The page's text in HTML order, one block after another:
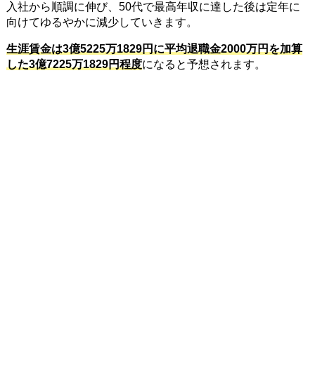
入社から順調に伸び、50代で最高年収に達した後は定年に
向けてゆるやかに減少していきます。
生涯賃金は3億5225万1829円に平均退職金2000万円を加算
した3億7225万1829円程度になると予想されます。